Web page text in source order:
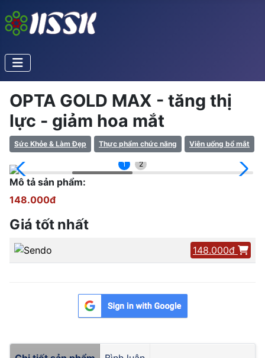
OPTA GOLD MAX - tăng thị
lực - giảm hoa mắt
Sức Khỏe & Làm Đẹp Thực phẩm chức năng Viên uống bổ mắt
1 2
Mô tả sản phẩm:
148.000đ
Giá tốt nhất
148.000đ